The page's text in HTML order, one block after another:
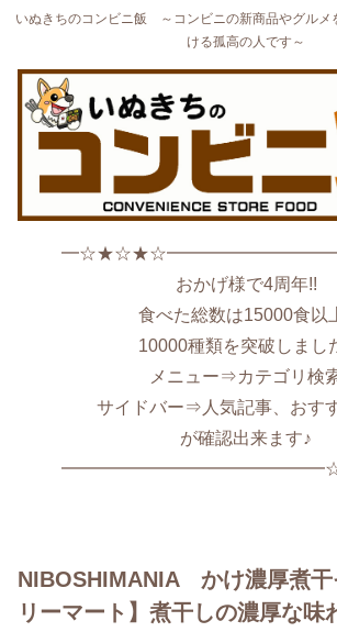
いぬきちのコンビニ飯 ～コンビニの新商品やグルメ
ける孤高の人です～
おかげ様で4周年!!
食べた総数は15000食以
10000種類を突破しまし
メニュー⇒カテゴリ検
サイドバー⇒人気記事、おす
が確認出来ます♪
NIBOSHIMANIA かけ濃厚煮干
リーマート】煮干しの濃厚な味